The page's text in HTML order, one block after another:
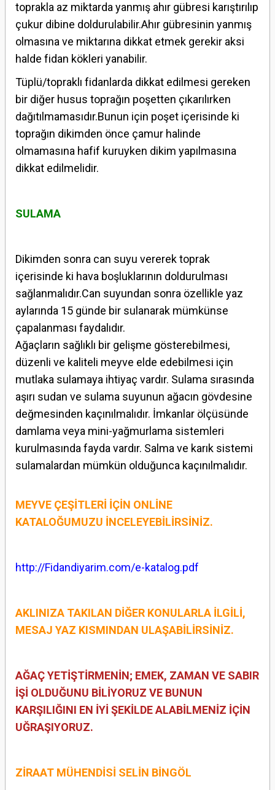
toprakla az miktarda yanmış ahır gübresi karıştırılıp
çukur dibine doldurulabilir.Ahır gübresinin yanmış
olmasına ve miktarına dikkat etmek gerekir aksi
halde fidan kökleri yanabilir.
Tüplü/topraklı fidanlarda dikkat edilmesi gereken
bir diğer husus toprağın poşetten çıkarılırken
dağıtılmamasıdır.Bunun için poşet içerisinde ki
toprağın dikimden önce çamur halinde
olmamasına hafif kuruyken dikim yapılmasına
dikkat edilmelidir.
SULAMA
Dikimden sonra can suyu vererek toprak
içerisinde ki hava boşluklarının doldurulması
sağlanmalıdır.Can suyundan sonra özellikle yaz
aylarında 15 günde bir sulanarak mümkünse
çapalanması faydalıdır.
Ağaçların sağlıklı bir gelişme gösterebilmesi,
düzenli ve kaliteli meyve elde edebilmesi için
mutlaka sulamaya ihtiyaç vardır. Sulama sırasında
aşırı sudan ve sulama suyunun ağacın gövdesine
değmesinden kaçınılmalıdır. İmkanlar ölçüsünde
damlama veya mini-yağmurlama sistemleri
kurulmasında fayda vardır. Salma ve karık sistemi
sulamalardan mümkün olduğunca kaçınılmalıdır.
MEYVE ÇEŞİTLERİ İÇİN ONLİNE
KATALOĞUMUZU İNCELEYEBİLİRSİNİZ.
http://Fidandiyarim.com/e-katalog.pdf
AKLINIZA TAKILAN DİĞER KONULARLA İLGİLİ,
MESAJ YAZ KISMINDAN ULAŞABİLİRSİNİZ.
AĞAÇ YETİŞTİRMENİN; EMEK, ZAMAN VE SABIR
İŞİ OLDUĞUNU BİLİYORUZ VE BUNUN
KARŞILIĞINI EN İYİ ŞEKİLDE ALABİLMENİZ İÇİN
UĞRAŞIYORUZ.
ZİRAAT MÜHENDİSİ SELİN BİNGÖL